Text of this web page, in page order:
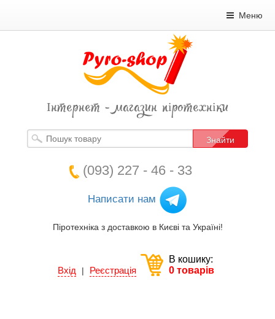
Меню
Інтернет - магазин піротехніки
Знайти
(093) 227 - 46 - 33
Написати нам
Піротехніка з доставкою в Києві та Україні!
Вхід | Реєстрація
В кошику:
0 товарів